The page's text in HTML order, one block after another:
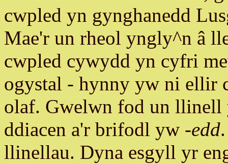
cwpled yn gynghanedd
Mae'r un rheol yngly^n â
cwpled cywydd yn cyfri
ogystal - hynny yw ni ellir
olaf. Gwelwn fod un llinell
ddiacen a'r brifodl yw -edd
llinellau. Dyna esgyll yr